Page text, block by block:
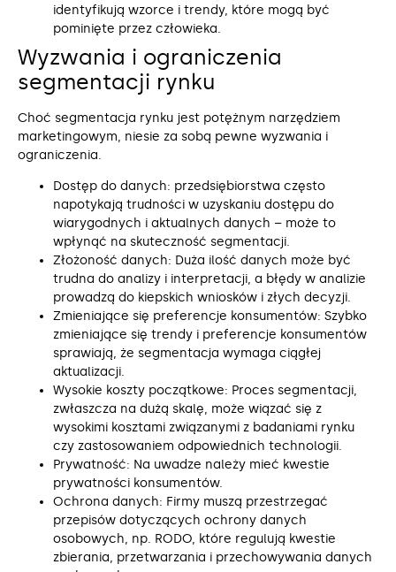
identyfikują wzorce i trendy, które mogą być
pominięte przez człowieka.
Wyzwania i ograniczenia
segmentacji rynku
Choć segmentacja rynku jest potężnym narzędziem
marketingowym, niesie za sobą pewne wyzwania i
ograniczenia.
Dostęp do danych: przedsiębiorstwa często
napotykają trudności w uzyskaniu dostępu do
wiarygodnych i aktualnych danych – może to
wpłynąć na skuteczność segmentacji.
Złożoność danych: Duża ilość danych może być
trudna do analizy i interpretacji, a błędy w analizie
prowadzą do kiepskich wniosków i złych decyzji.
Zmieniające się preferencje konsumentów: Szybko
zmieniające się trendy i preferencje konsumentów
sprawiają, że segmentacja wymaga ciągłej
aktualizacji.
Wysokie koszty początkowe: Proces segmentacji,
zwłaszcza na dużą skalę, może wiązać się z
wysokimi kosztami związanymi z badaniami rynku
czy zastosowaniem odpowiednich technologii.
Prywatność: Na uwadze należy mieć kwestie
prywatności konsumentów.
Ochrona danych: Firmy muszą przestrzegać
przepisów dotyczących ochrony danych
osobowych, np. RODO, które regulują kwestie
zbierania, przetwarzania i przechowywania danych